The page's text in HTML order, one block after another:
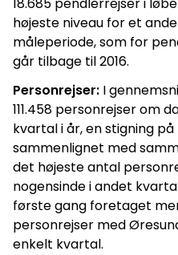
18.685 pendlerrejser i
højeste niveau for et
måleperiode, som for
går tilbage til 2016.
Personrejser: I
111.458 personrejser om
kvartal i år, en stigning
sammenlignet med
det højeste antal
nogensinde i andet
første gang foretaget
personrejser med
enkelt kvartal.